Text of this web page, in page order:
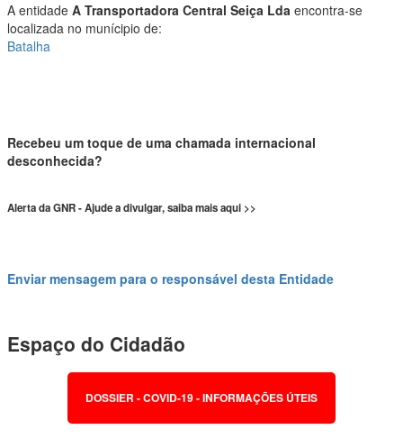
A entidade A Transportadora Central Seiça Lda encontra-se
localizada no munícipio de:
Batalha
Recebeu um toque de uma chamada internacional
desconhecida?
Alerta da GNR - Ajude a divulgar, saiba mais aqui >>
Enviar mensagem para o responsável desta Entidade
Espaço do Cidadão
DOSSIER - COVID-19 - INFORMAÇÕES ÚTEIS